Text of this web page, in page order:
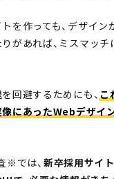
を作っても、デザイン
があれば、ミスマッチ
回避するためにも、こ
にあったWebデザイ
※では、 新卒採用サイ